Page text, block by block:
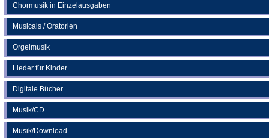
Chormusik in Einzelausgaben
Musicals / Oratorien
Orgelmusik
Lieder für Kinder
Digitale Bücher
Musik/CD
Musik/Download